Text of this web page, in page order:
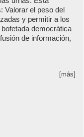
Valorar el peso del
y permitir a los
democrática
de información,
[más]